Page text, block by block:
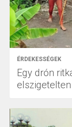
ÉRDEKESSÉGEK
Egy drón